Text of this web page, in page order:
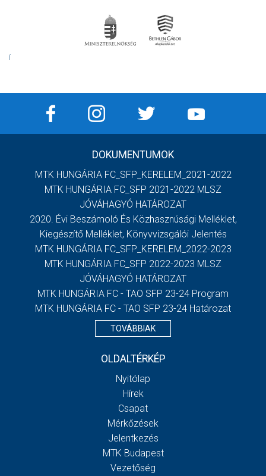
DOKUMENTUMOK
MTK HUNGÁRIA FC_SFP_KERELEM_2021-2022
MTK HUNGÁRIA FC_SFP 2021-2022 MLSZ
JÓVÁHAGYÓ HATÁROZAT
2020. Évi Beszámoló És Közhasznúsági Melléklet,
Kiegészítő Melléklet, Könyvvizsgálói Jelentés
MTK HUNGÁRIA FC_SFP_KERELEM_2022-2023
MTK HUNGÁRIA FC_SFP 2022-2023 MLSZ
JÓVÁHAGYÓ HATÁROZAT
MTK HUNGÁRIA FC - TAO SFP 23-24 Program
MTK HUNGÁRIA FC - TAO SFP 23-24 Határozat
TOVÁBBIAK
OLDALTÉRKÉP
Nyitólap
Hírek
Csapat
Mérkőzések
Jelentkezés
MTK Budapest
Vezetőség